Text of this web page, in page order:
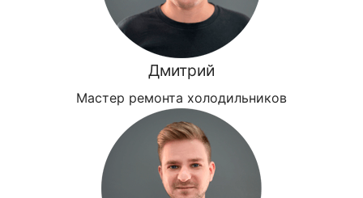
Дмитрий
Мастер ремонта холодильников